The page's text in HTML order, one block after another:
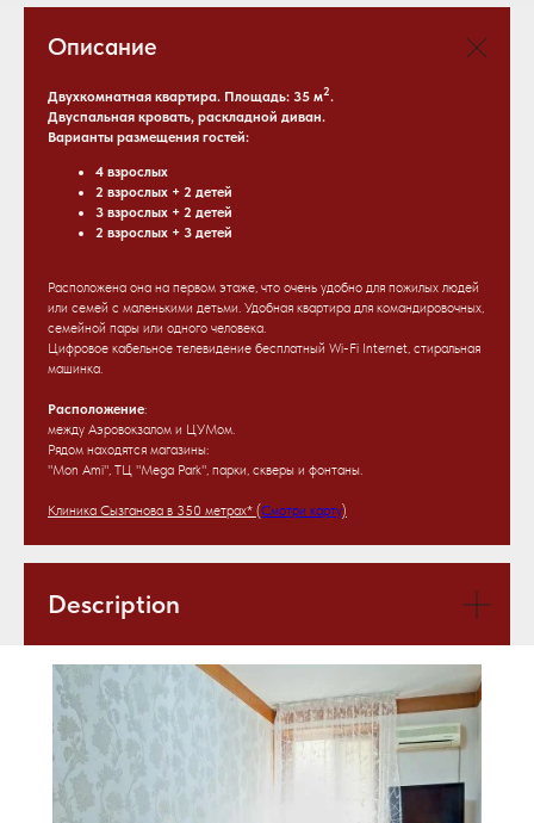
Описание
Двухкомнатная квартира. Площадь: 35 м2.
Двуспальная кровать, раскладной диван.
Варианты размещения гостей:
4 взрослых
2 взрослых + 2 детей
3 взрослых + 2 детей
2 взрослых + 3 детей
Расположена она на первом этаже, что очень удобно для пожилых людей
или семей с маленькими детьми. Удобная квартира для командировочных,
семейной пары или одного человека.
Цифровое кабельное телевидение бесплатный Wi-Fi Internet, стиральная
машинка.
Расположение:
между Аэровокзалом и ЦУМом.
Рядом находятся магазины:
"Mon Ami", ТЦ "Mega Park", парки, скверы и фонтаны.
Клиника Сызганова в 350 метрах* (Смотри карту)
Description